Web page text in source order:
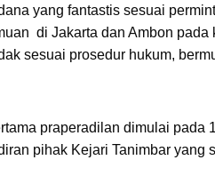
yang fantastis sesuai
di Jakarta dan Ambon
sesuai prosedur hukum,
praperadilan dimulai pada
pihak Kejari Tanimbar